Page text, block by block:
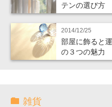
テンの選び方
2014/12/25
部屋に飾ると
の３つの魅力
雑貨